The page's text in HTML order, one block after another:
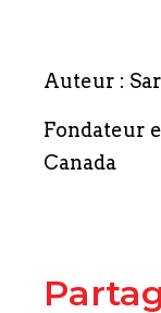
Auteur :
Fondateur
Canada